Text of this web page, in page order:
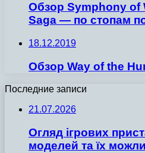
Обзор Symphony of
Saga — по стопам
18.12.2019
Обзор Way of the
Последние записи
21.07.2026
Огляд ігрових
моделей та їх